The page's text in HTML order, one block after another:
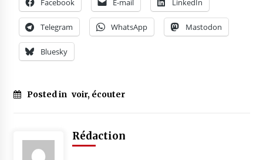
Facebook E-mail LinkedIn
Telegram WhatsApp Mastodon
Bluesky
Posted in voir, écouter
Rédaction